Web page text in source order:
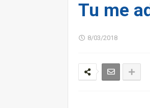
Tu me
8/03/2018